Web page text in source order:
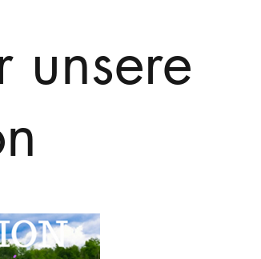
unsere